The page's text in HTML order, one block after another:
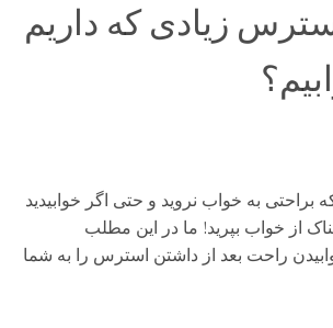
زیادی که داریم
براحتی به خواب نروید و حتی اگر خوابیدید
از خواب بپرید! ما در این مطلب
راحت بعد از داشتن استرس را به شما